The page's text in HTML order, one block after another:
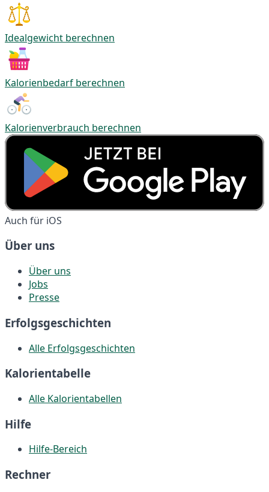
Idealgewicht berechnen
Kalorienbedarf berechnen
Kalorienverbrauch berechnen
Auch für iOS
Über uns
Über uns
Jobs
Presse
Erfolgsgeschichten
Alle Erfolgsgeschichten
Kalorientabelle
Alle Kalorientabellen
Hilfe
Hilfe-Bereich
Rechner